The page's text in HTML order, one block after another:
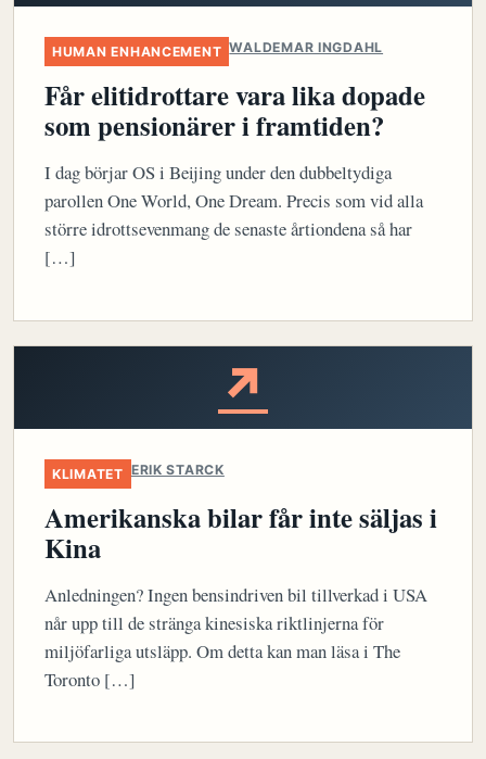
HUMAN ENHANCEMENT WALDEMAR INGDAHL
Får elitidrottare vara lika dopade
som pensionärer i framtiden?
I dag börjar OS i Beijing under den dubbeltydiga
parollen One World, One Dream. Precis som vid alla
större idrottsevenmang de senaste årtiondena så har
[…]
↗
KLIMATET ERIK STARCK
Amerikanska bilar får inte säljas i
Kina
Anledningen? Ingen bensindriven bil tillverkad i USA
når upp till de stränga kinesiska riktlinjerna för
miljöfarliga utsläpp. Om detta kan man läsa i The
Toronto […]